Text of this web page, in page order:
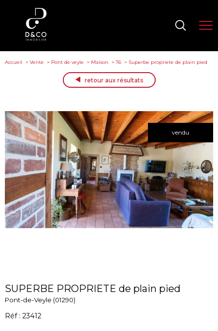
Accueil Vente Pont de veyle Maison T6 Superbe propriete de plain pied
retour aux résultats
vendu
SUPERBE PROPRIETE de plain pied
Pont-de-Veyle (01290)
Réf : 23412